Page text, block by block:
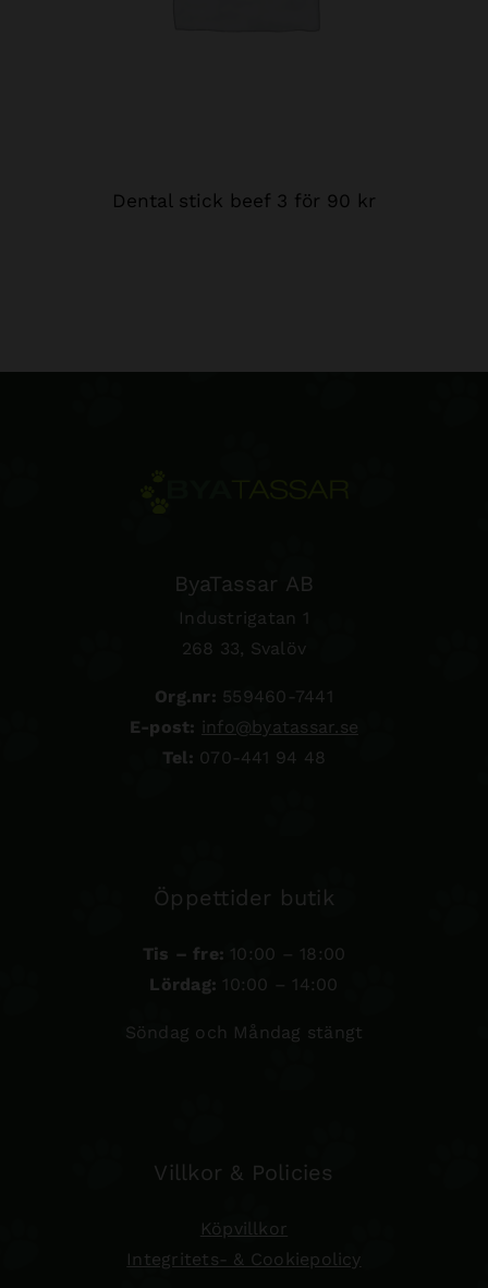
Dental stick beef 3 för 90 kr
ByaTassar AB
Industrigatan 1
268 33, Svalöv
Org.nr: 559460-7441
E-post: info@byatassar.se
Tel: 070-441 94 48
Öppettider butik
Tis – fre: 10:00 – 18:00
Lördag: 10:00 – 14:00
Söndag och Måndag stängt
Villkor & Policies
Köpvillkor
Integritets- & Cookiepolicy